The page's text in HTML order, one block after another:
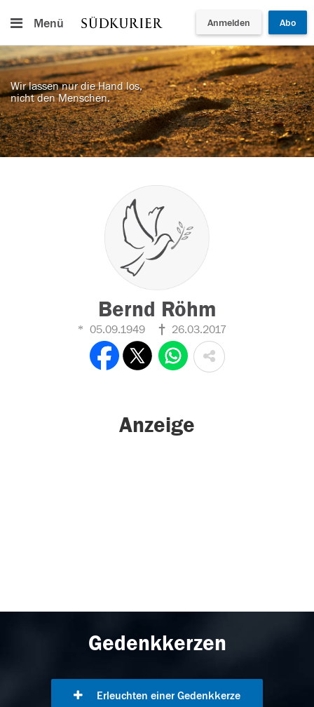
Menü Anmelden Abo
Wir lassen nur die Hand los,
nicht den Menschen.
Bernd Röhm
05.09.1949 26.03.2017
Anzeige
Gedenkkerzen
Erleuchten einer Gedenkkerze